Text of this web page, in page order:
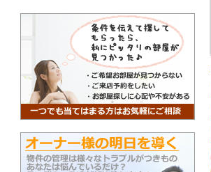
弊社は定休日なので、
お部屋探しは台風一過の青空
お待ちしております
5/29 初めての一人暮らしに
北与野徒歩
6分 さいたま新都心徒歩7分
『キョウエイハイツ』← 詳細はクリック
5/28 暑い日が続いていますね
皆様いかがお過ごしでしょうか(>_<)
さいたま住研の涼しーーい 店内で